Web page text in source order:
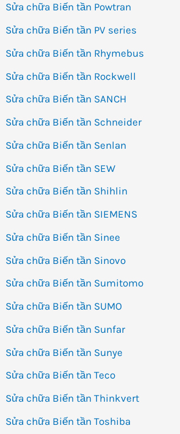
Sửa chữa Biến tần Powtran
Sửa chữa Biến tần PV series
Sửa chữa Biến tần Rhymebus
Sửa chữa Biến tần Rockwell
Sửa chữa Biến tần SANCH
Sửa chữa Biến tần Schneider
Sửa chữa Biến tần Senlan
Sửa chữa Biến tần SEW
Sửa chữa Biến tần Shihlin
Sửa chữa Biến tần SIEMENS
Sửa chữa Biến tần Sinee
Sửa chữa Biến tần Sinovo
Sửa chữa Biến tần Sumitomo
Sửa chữa Biến tần SUMO
Sửa chữa Biến tần Sunfar
Sửa chữa Biến tần Sunye
Sửa chữa Biến tần Teco
Sửa chữa Biến tần Thinkvert
Sửa chữa Biến tần Toshiba